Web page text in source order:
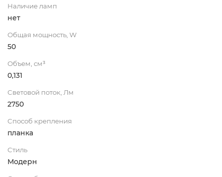
Наличие ламп
нет
Общая мощность, W
50
Объем, см³
0,131
Световой поток, Лм
2750
Способ крепления
планка
Стиль
Модерн